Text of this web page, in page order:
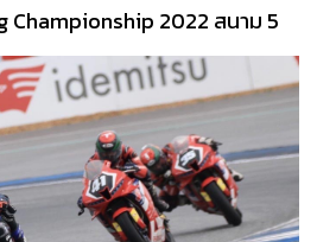
Championship 2022 สนาม 5